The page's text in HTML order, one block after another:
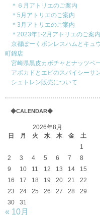
＊６月アトリエのご案内
＊5月アトリエのご案内
＊3月アトリエのご案内
＊2023年1-2月アトリエのご案内
京都ぽーくボンレスハムとキュ
町錦店
宮崎県黒皮カボチャとナッツベ
アボカドとエビのスパイシーサ
シュトレン販売について
◆CALENDAR◆
2026年8月
日
月 火 水 木 金
土
1
2
3 4 5 6 7
8
9
10 11 12 13 14
15
16
17 18 19 20 21
22
23
24 25 26 27 28
29
30
31
« 10月